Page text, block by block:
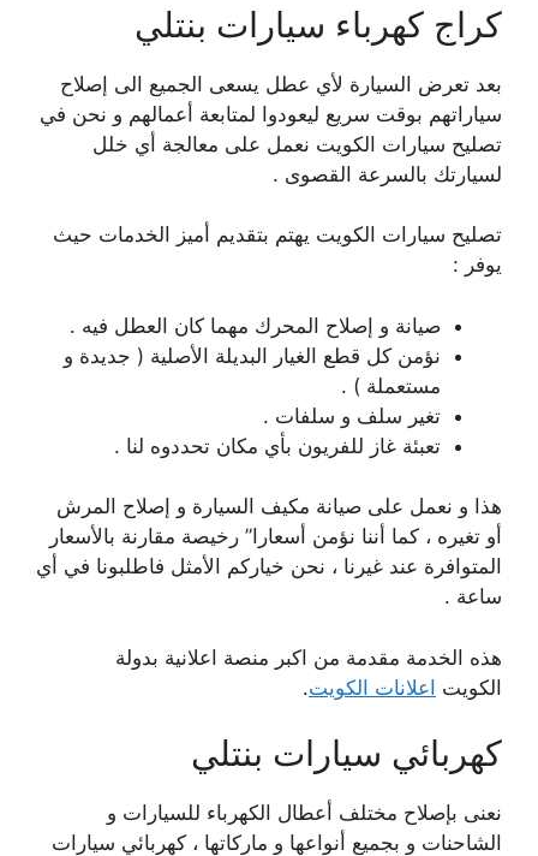
كراج كهرباء سيارات بنتلي
بعد تعرض السيارة لأي عطل يسعى الجميع الى إصلاح
سياراتهم بوقت سريع ليعودوا لمتابعة أعمالهم و نحن في
تصليح سيارات الكويت نعمل على معالجة أي خلل
لسيارتك بالسرعة القصوى .
تصليح سيارات الكويت يهتم بتقديم أميز الخدمات حيث
يوفر :
صيانة و إصلاح المحرك مهما كان العطل فيه .
نؤمن كل قطع الغيار البديلة الأصلية ( جديدة و
مستعملة ) .
تغير سلف و سلفات .
تعبئة غاز للفريون بأي مكان تحددوه لنا .
هذا و نعمل على صيانة مكيف السيارة و إصلاح المرش
أو تغيره ، كما أننا نؤمن أسعارا” رخيصة مقارنة بالأسعار
المتوافرة عند غيرنا ، نحن خياركم الأمثل فاطلبونا في أي
ساعة .
هذه الخدمة مقدمة من اكبر منصة اعلانية بدولة
الكويت اعلانات الكويت.
كهربائي سيارات بنتلي
نعنى بإصلاح مختلف أعطال الكهرباء للسيارات و
الشاحنات و بجميع أنواعها و ماركاتها ، كهربائي سيارات